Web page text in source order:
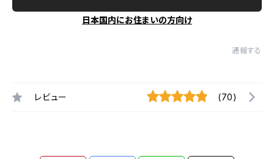
日本国内にお住まいの方向け
通報する
レビュー (70)